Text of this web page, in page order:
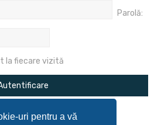
uri pentru a vă
Parolă:
la fiecare vizită